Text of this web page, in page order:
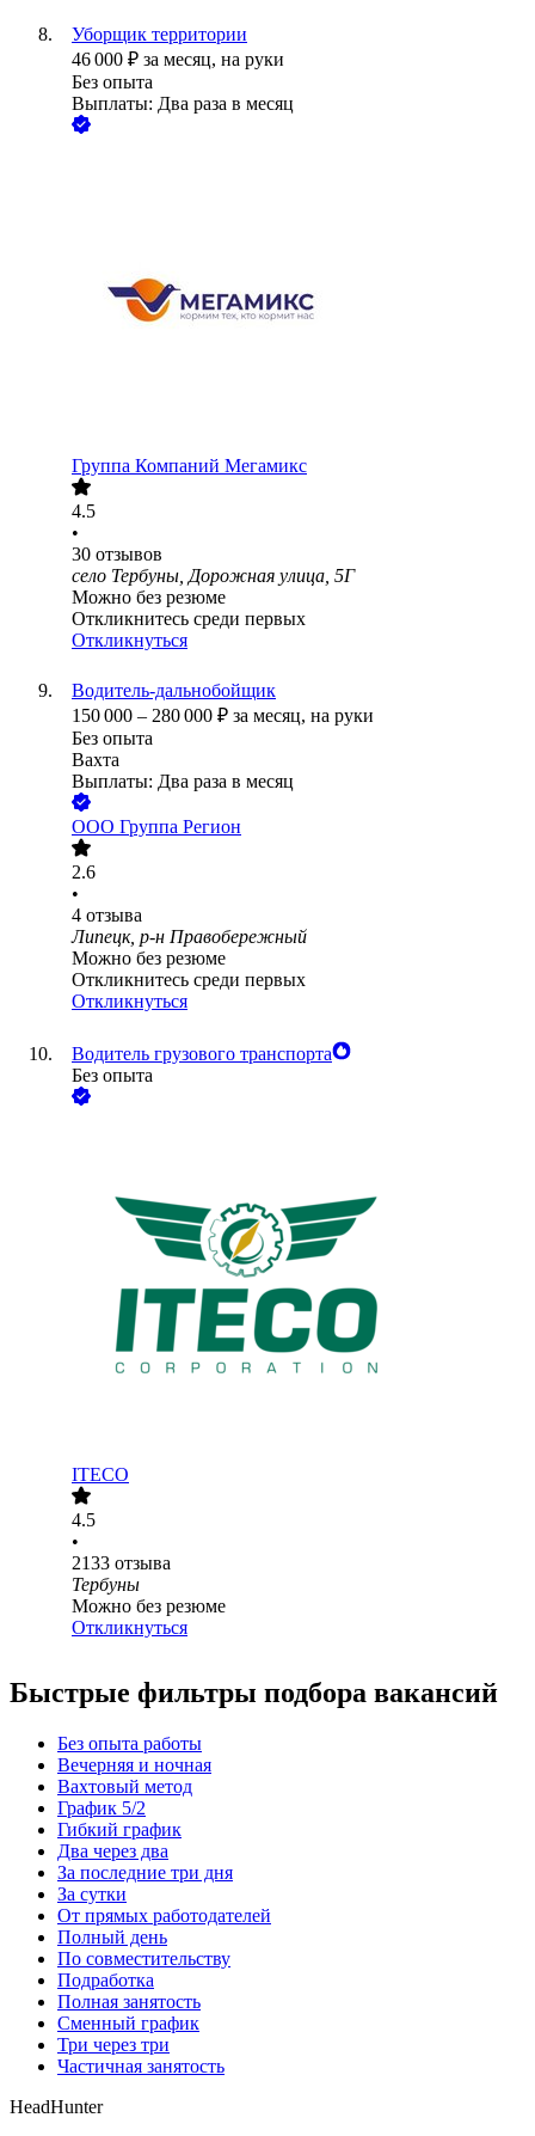
Уборщик территории
46 000 ₽ за месяц, на руки
Без опыта
Выплаты: Два раза в месяц
Группа Компаний Мегамикс
4.5
•
30 отзывов
село Тербуны, Дорожная улица, 5Г
Можно без резюме
Откликнитесь среди первых
Откликнуться
Водитель-дальнобойщик
150 000 – 280 000 ₽ за месяц, на руки
Без опыта
Вахта
Выплаты: Два раза в месяц
ООО Группа Регион
2.6
•
4 отзыва
Липецк, р-н Правобережный
Можно без резюме
Откликнитесь среди первых
Откликнуться
Водитель грузового транспорта
Без опыта
ITECO
4.5
•
2133 отзыва
Тербуны
Можно без резюме
Откликнуться
Быстрые фильтры подбора вакансий
Без опыта работы
Вечерняя и ночная
Вахтовый метод
График 5/2
Гибкий график
Два через два
За последние три дня
За сутки
От прямых работодателей
Полный день
По совместительству
Подработка
Полная занятость
Сменный график
Три через три
Частичная занятость
HeadHunter